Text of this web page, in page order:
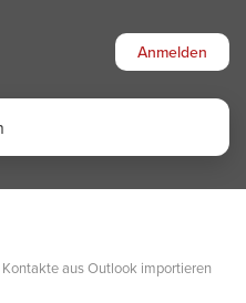
Anmelden
Kontakte aus Outlook importieren